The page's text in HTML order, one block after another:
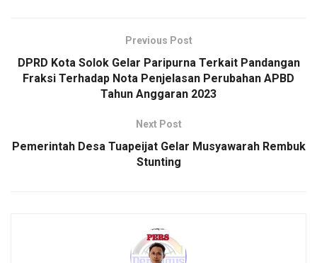
Previous Post
DPRD Kota Solok Gelar Paripurna Terkait Pandangan
Fraksi Terhadap Nota Penjelasan Perubahan APBD
Tahun Anggaran 2023
Next Post
Pemerintah Desa Tuapeijat Gelar Musyawarah Rembuk
Stunting